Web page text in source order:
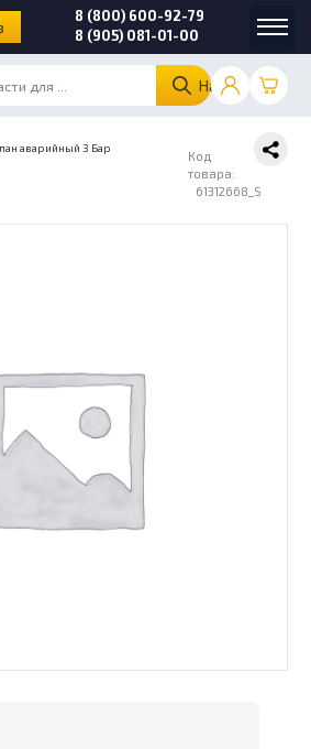
Найти
8 (800) 600-92-79
8 (905) 081-01-00
аварийный 3 Бар
Код
товара:
61312668_S